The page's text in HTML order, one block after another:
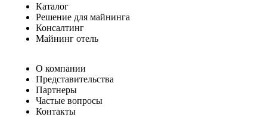
Каталог
Решение для майнинга
Консалтинг
Майнинг отель
О компании
Представительства
Партнеры
Частые вопросы
Контакты